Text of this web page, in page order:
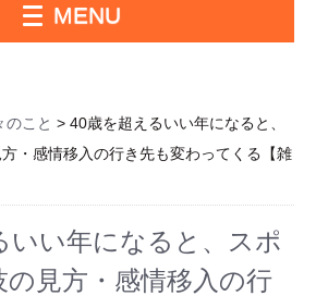
MENU
のこと > 40歳を超えるいい年になると、
・感情移入の行き先も変わってくる【雑
いい年になると、スポ
の見方・感情移入の行